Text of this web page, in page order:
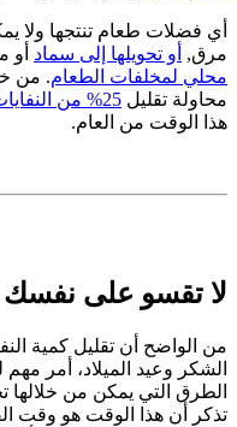
أي فضلات طعام تنتجها ولا
مرق, أو تحويلها إلى سماد أو
محلي لمخلفات الطعام. من
محاولة تقليل 25% من النفايات الإضافية
هذا الوقت من العام.
لا تقسو على نفسك
من الواضح أن تقليل كمية
الشكر وعيد الميلاد، أمر
الطرق التي يمكن من
تذكر أن هذا الوقت هو وقت